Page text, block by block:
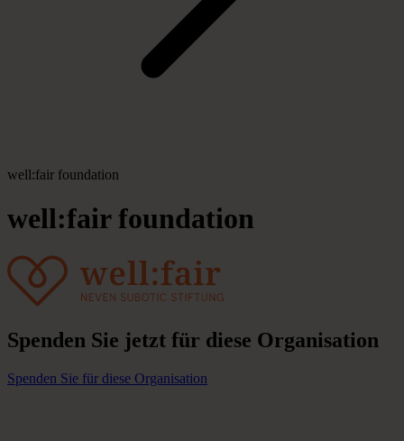
well:fair foundation
well:fair foundation
Spenden Sie jetzt für diese Organisation
Spenden Sie für diese Organisation